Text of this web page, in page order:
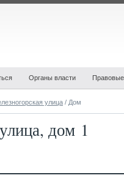
Органы власти
улица / Дом
дом 1